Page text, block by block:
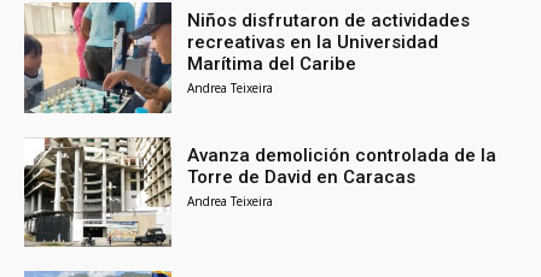
Niños disfrutaron de actividades
recreativas en la Universidad
Marítima del Caribe
Andrea Teixeira
Avanza demolición controlada de la
Torre de David en Caracas
Andrea Teixeira